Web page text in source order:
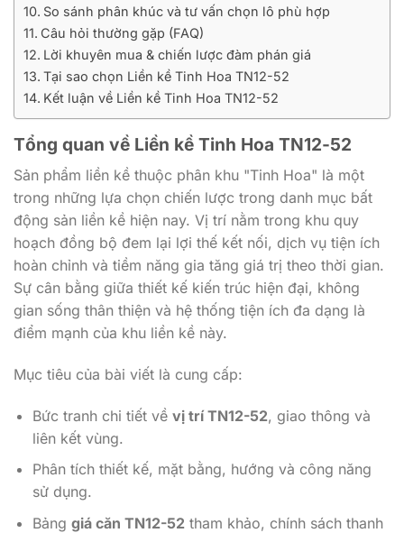
So sánh phân khúc và tư vấn chọn lô phù hợp
Câu hỏi thường gặp (FAQ)
Lời khuyên mua & chiến lược đàm phán giá
Tại sao chọn Liền kề Tinh Hoa TN12-52
Kết luận về Liền kề Tinh Hoa TN12-52
Tổng quan về Liền kề Tinh Hoa TN12-52
Sản phẩm liền kề thuộc phân khu "Tinh Hoa" là một
trong những lựa chọn chiến lược trong danh mục bất
động sản liền kề hiện nay. Vị trí nằm trong khu quy
hoạch đồng bộ đem lại lợi thế kết nối, dịch vụ tiện ích
hoàn chỉnh và tiềm năng gia tăng giá trị theo thời gian.
Sự cân bằng giữa thiết kế kiến trúc hiện đại, không
gian sống thân thiện và hệ thống tiện ích đa dạng là
điểm mạnh của khu liền kề này.
Mục tiêu của bài viết là cung cấp:
Bức tranh chi tiết về vị trí TN12-52, giao thông và
liên kết vùng.
Phân tích thiết kế, mặt bằng, hướng và công năng
sử dụng.
Bảng giá căn TN12-52tham khảo, chính sách thanh